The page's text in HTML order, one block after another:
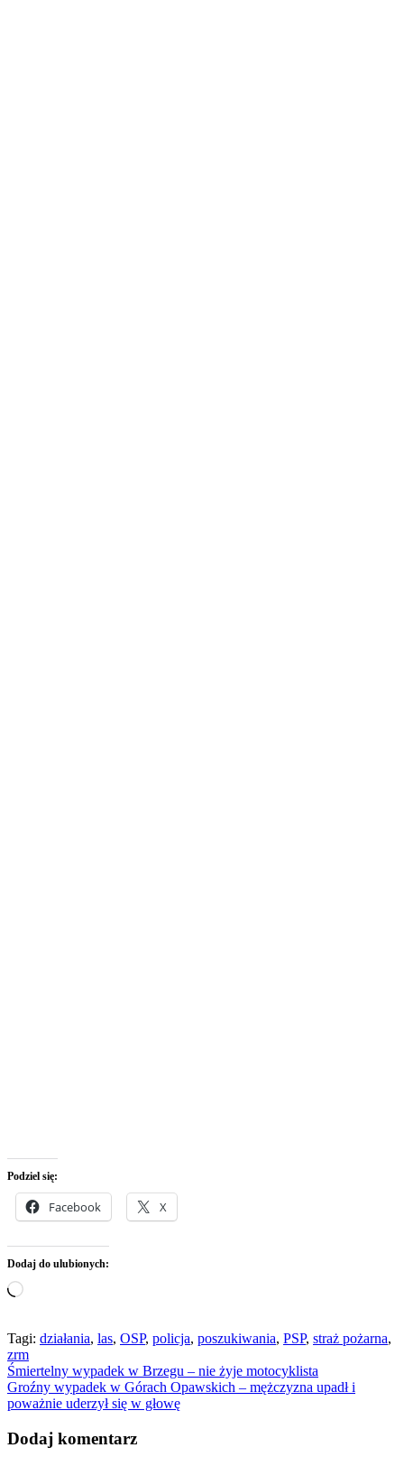
Podziel się:
Facebook X
Dodaj do ulubionych:
Wczytywanie…
Tagi: działania, las, OSP, policja, poszukiwania, PSP, straż pożarna,
zrm
Nawigacja
wpisu
Śmiertelny wypadek w Brzegu – nie żyje motocyklista
Groźny wypadek w Górach Opawskich – mężczyzna upadł i
poważnie uderzył się w głowę
Dodaj komentarz